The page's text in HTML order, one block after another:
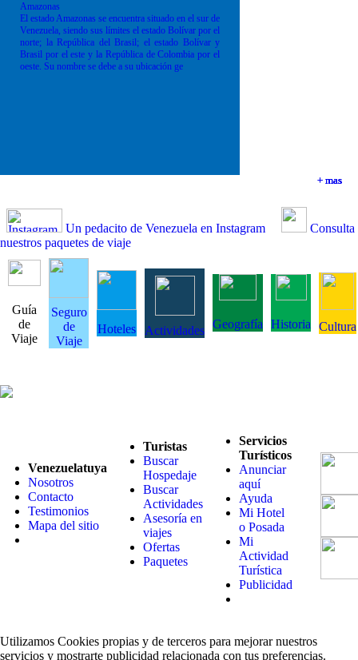
+ mas
+ mas
+ mas
Amazonas
El estado Amazonas se encuentra situado en el sur de
Venezuela, siendo sus límites el estado Bolívar por el
norte; la República del Brasil; el estado Bolívar y
Brasil por el este y la República de Colombia por el
oeste. Su nombre se debe a su ubicación ge
+ mas
Un pedacito de Venezuela en Instagram
Consulta
nuestros paquetes de viaje
Guía
de
Viaje
Seguro
de
Viaje
Hoteles Actividades Geografía Historia Cultura
Venezuelatuya
Nosotros
Contacto
Testimonios
Mapa del sitio
Turistas
Buscar
Hospedaje
Buscar
Actividades
Asesoría en
viajes
Ofertas
Paquetes
Servicios
Turísticos
Anunciar
aquí
Ayuda
Mi Hotel
o Posada
Mi
Actividad
Turística
Publicidad
Utilizamos Cookies propias y de terceros para mejorar nuestros
servicios y mostrarte publicidad relacionada con tus preferencias.